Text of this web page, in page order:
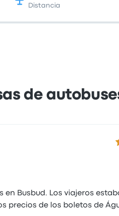
Distancia
de
Busbud. Los viajeros
precios de los boletos de